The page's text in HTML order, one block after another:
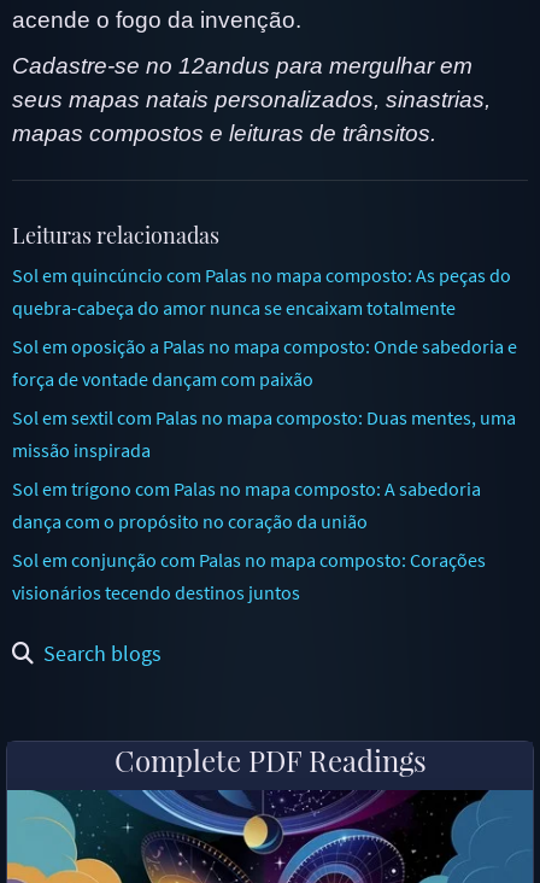
acende o fogo da invenção.
Cadastre-se no 12andus para mergulhar em
seus mapas natais personalizados, sinastrias,
mapas compostos e leituras de trânsitos.
Leituras relacionadas
Sol em quincúncio com Palas no mapa composto: As peças do
quebra-cabeça do amor nunca se encaixam totalmente
Sol em oposição a Palas no mapa composto: Onde sabedoria e
força de vontade dançam com paixão
Sol em sextil com Palas no mapa composto: Duas mentes, uma
missão inspirada
Sol em trígono com Palas no mapa composto: A sabedoria
dança com o propósito no coração da união
Sol em conjunção com Palas no mapa composto: Corações
visionários tecendo destinos juntos
Search blogs
Complete PDF Readings